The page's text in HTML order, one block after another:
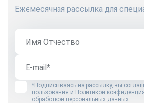
Ежемесячная рассылка для
*Подписываясь на рассылку, вы
пользования и Политикой
обработкой персональных данных